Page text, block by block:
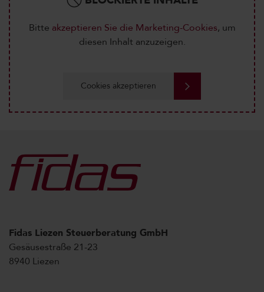
Bitte akzeptieren Sie die Marketing-Cookies, um
diesen Inhalt anzuzeigen.
Cookies akzeptieren
Fidas Liezen Steuerberatung GmbH
Gesäusestraße 21-23
8940 Liezen